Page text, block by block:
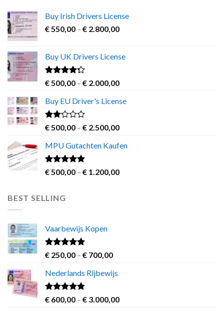
Buy Irish Drivers License
€ 550,00 – € 2.800,00Price
through
Buy UK Drivers License
Rated
out
of 5
€ 500,00 – € 2.000,00Price
€ 500,00
€ 2.000,00
Buy EU Driver's License
Rated
out
of 5
€ 500,00 – € 2.500,00Price
€ 500,00
€ 2.500,00
MPU Gutachten Kaufen
Rated5.00
out of 5
€ 500,00 – € 1.200,00Price
BEST SELLING
Vaarbewijs Kopen
Rated4.63
out of 5
€ 250,00 – € 700,00Price
€ 250,00
€ 700,00
Nederlands Rijbewijs
Rated4.60
out of 5
€ 600,00 – € 3.000,00Price